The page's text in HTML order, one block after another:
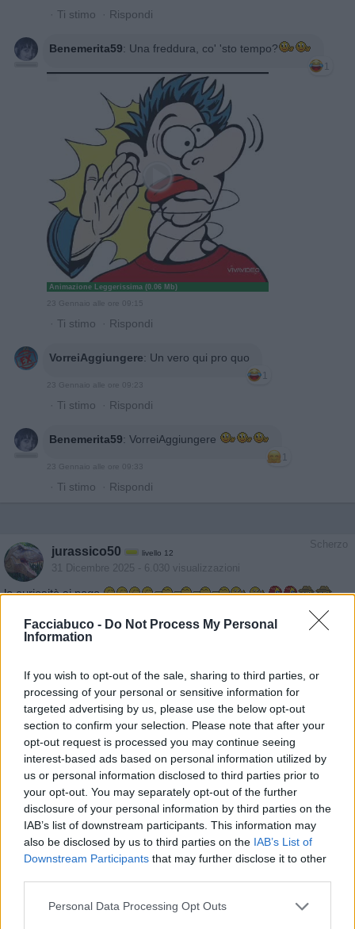
Facciabuco - Do Not Process My Personal
Information
If you wish to opt-out of the sale, sharing to third parties, or
processing of your personal or sensitive information for
targeted advertising by us, please use the below opt-out
section to confirm your selection. Please note that after your
opt-out request is processed you may continue seeing
interest-based ads based on personal information utilized by
us or personal information disclosed to third parties prior to
your opt-out. You may separately opt-out of the further
disclosure of your personal information by third parties on the
IAB’s list of downstream participants. This information may
also be disclosed by us to third parties on the IAB’s List of
Downstream Participants that may further disclose it to other
Personal Data Processing Opt Outs
· Ti stimo · Rispondi
Benemerita59: Una freddura, co' 'sto tempo?
1
Animazione Leggerissima (0.06 Mb)
23 Gennaio alle ore 09:15
· Ti stimo · Rispondi
VorreiAggiungere: Un vero qui pro quo
1
23 Gennaio alle ore 09:23
· Ti stimo · Rispondi
Benemerita59: VorreiAggiungere
1
23 Gennaio alle ore 09:33
· Ti stimo · Rispondi
Scherzo
jurassico50 livello 12
31 Dicembre 2025 - 6.030 visualizzazioni
la curiosità si paga